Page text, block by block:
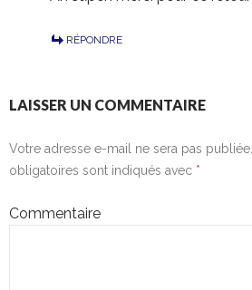
RÉPONDRE
LAISSER UN COMMENTAIRE
Votre adresse e-mail ne sera pas publiée.
obligatoires sont indiqués avec *
Commentaire